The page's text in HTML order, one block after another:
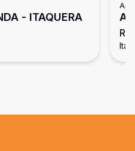
APARTAMENTO À VENDA - ITAQUERA